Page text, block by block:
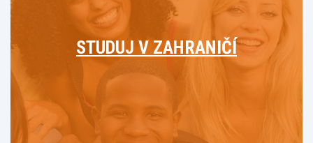
STUDUJ V ZAHRANIČÍ